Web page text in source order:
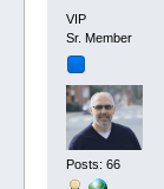
VIP
Sr. Member
Posts: 66